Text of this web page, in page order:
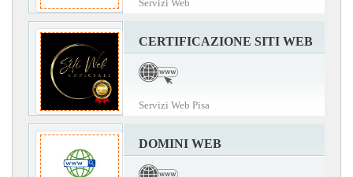
Servizi Web
CERTIFICAZIONE SITI WEB
Servizi Web Pisa
DOMINI WEB